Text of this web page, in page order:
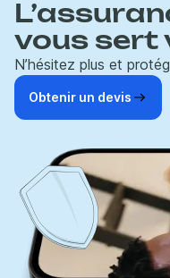
vous sert
N’hésitez plus et
Obtenir un devis